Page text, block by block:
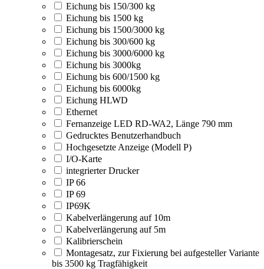
Eichung bis 150/300 kg
Eichung bis 1500 kg
Eichung bis 1500/3000 kg
Eichung bis 300/600 kg
Eichung bis 3000/6000 kg
Eichung bis 3000kg
Eichung bis 600/1500 kg
Eichung bis 6000kg
Eichung HLWD
Ethernet
Fernanzeige LED RD-WA2, Länge 790 mm
Gedrucktes Benutzerhandbuch
Hochgesetzte Anzeige (Modell P)
I/O-Karte
integrierter Drucker
IP 66
IP 69
IP69K
Kabelverlängerung auf 10m
Kabelverlängerung auf 5m
Kalibrierschein
Montagesatz, zur Fixierung bei aufgesteller Variante
bis 3500 kg Tragfähigkeit